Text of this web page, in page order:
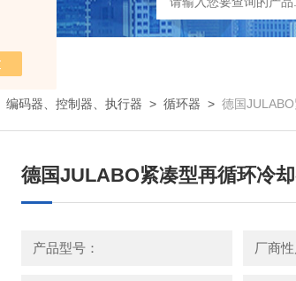
编码器、控制器、执行器 > 循环器 > 德国
德国JULABO紧凑型再循环冷
产品型号： 厂商